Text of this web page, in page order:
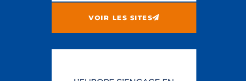
VOIR LES SITES